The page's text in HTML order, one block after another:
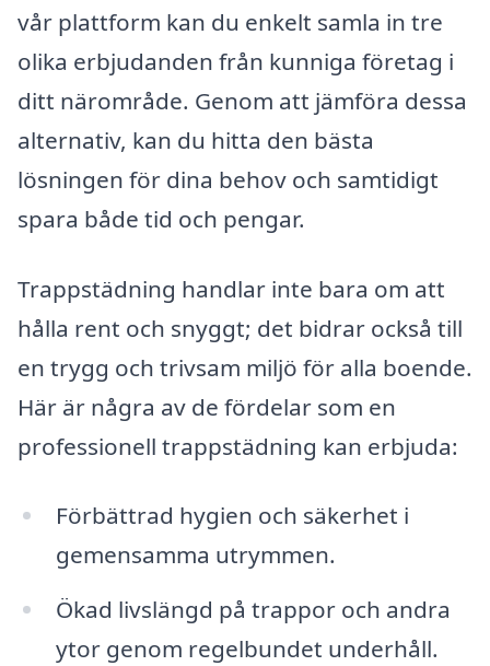
vår plattform kan du enkelt samla in tre
olika erbjudanden från kunniga företag i
ditt närområde. Genom att jämföra dessa
alternativ, kan du hitta den bästa
lösningen för dina behov och samtidigt
spara både tid och pengar.
Trappstädning handlar inte bara om att
hålla rent och snyggt; det bidrar också till
en trygg och trivsam miljö för alla boende.
Här är några av de fördelar som en
professionell trappstädning kan erbjuda:
Förbättrad hygien och säkerhet i
gemensamma utrymmen.
Ökad livslängd på trappor och andra
ytor genom regelbundet underhåll.